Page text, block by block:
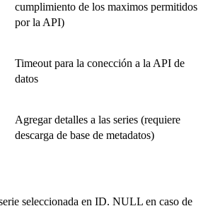
cumplimiento de los maximos permitidos
por la API)
Timeout para la conección a la API de
datos
Agregar detalles a las series (requiere
descarga de base de metadatos)
seleccionada en ID. NULL en caso de